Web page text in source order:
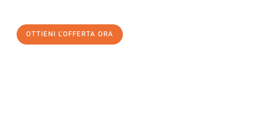
OTTIENI L'OFFERTA ORA